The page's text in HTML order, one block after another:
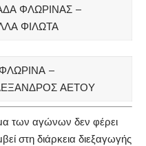
ΦΛΩΡΙΝΑΣ –
ΦΙΛΩΤΑ
–
ΑΕΤΟΥ
των αγώνων δεν φέρει
στη διάρκεια διεξαγωγής